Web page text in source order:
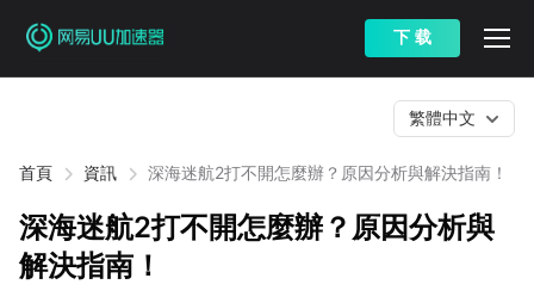
下 载
首頁 資訊 深海迷航2打不開怎麼辦？原因分析與解決指南！
繁體中文
深海迷航2打不開怎麼辦？原因分析與
解決指南！